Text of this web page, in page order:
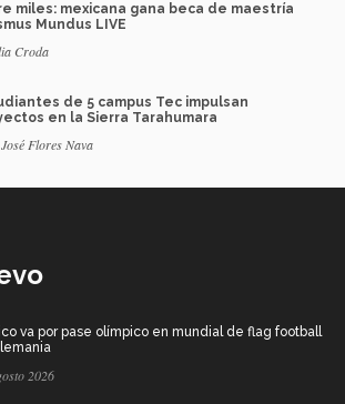
miles: mexicana gana beca de maestría
Mundus LIVE
Croda
de 5 campus Tec impulsan
en la Sierra Tarahumara
Flores Nava
va por pase olímpico en mundial de flag football
2026